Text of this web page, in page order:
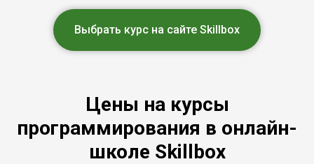
Выбрать курс на сайте Skillbox
Цены на курсы
программирования в онлайн-
школе Skillbox